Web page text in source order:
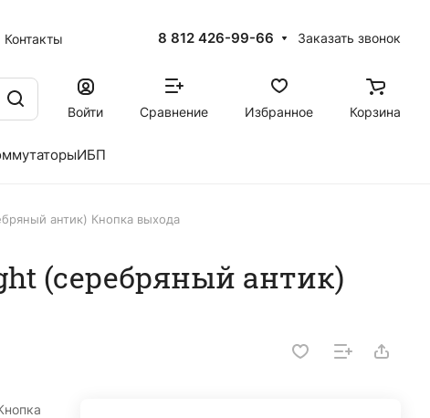
Контакты 8 812 426-99-66 Заказать звонок
Войти
Сравнение Избранное Корзина
ИБП
антик) Кнопка выхода
(серебряный антик)